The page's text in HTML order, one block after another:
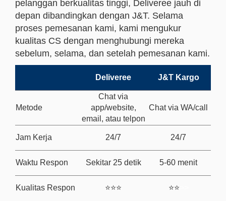
pelanggan berkualitas tinggi, Deliveree jauh di
depan dibandingkan dengan J&T. Selama
proses pemesanan kami, kami mengukur
kualitas CS dengan menghubungi mereka
sebelum, selama, dan setelah pemesanan kami.
Deliveree J&T Kargo
Metode
Chat via
app/website,
email, atau telpon
Chat via WA/call
Jam Kerja 24/7 24/7
Waktu Respon Sekitar 25 detik 5-60 menit
Kualitas Respon ⭐⭐⭐ ⭐⭐